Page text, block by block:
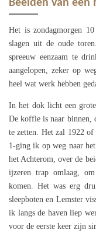
Beelden van een
Het is zondagmorgen
slagen uit de oude
spreeuw eenzaam te
aangelopen, zeker op
heel wat werk hebben
In het dok licht een
De koffie is naar binnen,
te zetten. Het zal 1922
1-ging ik op weg naar
het Achterom, over de
ijzeren trap omlaag,
komen. Het was erg
sleepboten en Lemster
ik langs de haven liep
voor de eerste keer zijn